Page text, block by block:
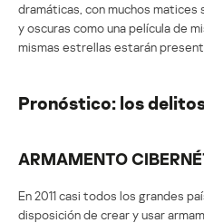
dramáticas, con muchos
y oscuras como una película de
mismas estrellas estarán
Pronóstico: los
ARMAMENTO
En 2011 casi todos los grandes
disposición de crear y usar